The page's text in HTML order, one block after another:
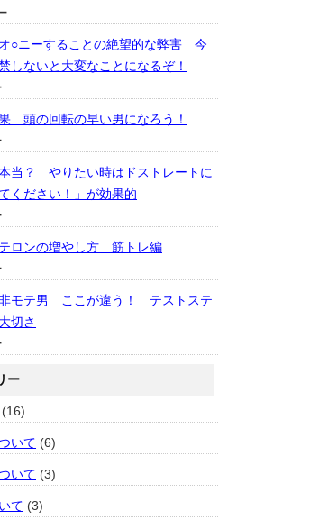
○ニーすることの絶望的な弊害 今
しないと大変なことになるぞ！
頭の回転の早い男になろう！
当？ やりたい時はドストレートに
てください！」が効果的
ロンの増やし方 筋トレ編
モテ男 ここが違う！ テストステ
切さ
ー
(16)
いて (6)
いて (3)
て (3)